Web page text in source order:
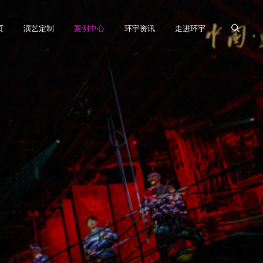
演艺定制 案例中心 环宇资讯 走进环宇